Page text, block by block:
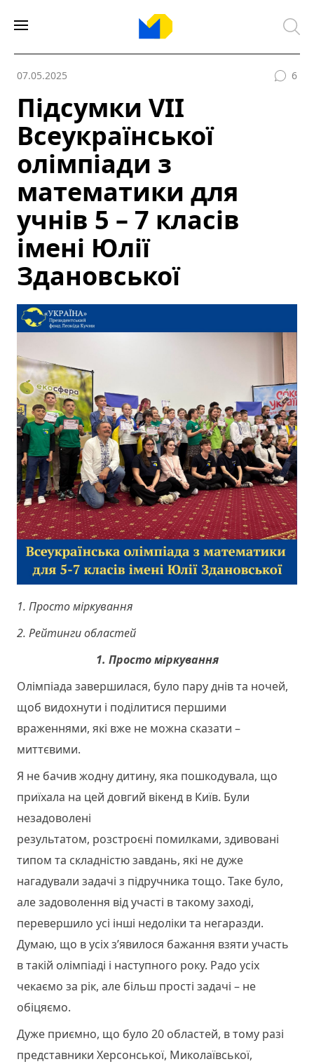
07.05.2025 6
Підсумки VII
Всеукраїнської
олімпіади з
математики для
учнів 5 – 7 класів
імені Юлії
Здановської
1. Просто міркування
2. Рейтинги областей
1. Просто міркування
Олімпіада завершилася, було пару днів та ночей,
щоб видохнути і поділитися першими
враженнями, які вже не можна сказати –
миттєвими.
Я не бачив жодну дитину, яка пошкодувала, що
приїхала на цей довгий вікенд в Київ. Були
незадоволені
результатом, розстроєні помилками, здивовані
типом та складністю завдань, які не дуже
нагадували задачі з підручника тощо. Таке було,
але задоволення від участі в такому заході,
перевершило усі інші недоліки та негаразди.
Думаю, що в усіх з’явилося бажання взяти участь
в такій олімпіаді і наступного року. Радо усіх
чекаємо за рік, але більш прості задачі – не
обіцяємо.
Дуже приємно, що було 20 областей, в тому разі
представники Херсонської, Миколаївської,